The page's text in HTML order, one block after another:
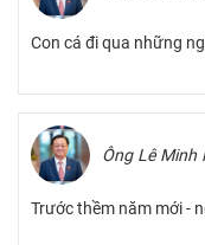
Con cá đi qua những
Ông Lê Minh
Trước thềm năm mới -